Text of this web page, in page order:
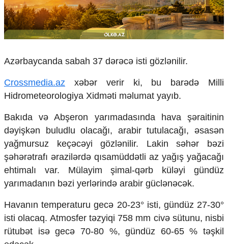
Çarpaz baxış
Təhlil
Siyasi
İqtisadi
Sosioloji
Araşdırma
Multimedia
Foto
Video
İnfoqrafika
Podcast
Humanitar
Elm və təhsil
Mədəniyyət
Diaspor
Yüksəliş hekayəsi
Mədəniyyətimizin Zəfəri
Azərbaycanda sabah 37 dərəcə isti gözlənilir.
Crossmedia.az xəbər verir ki, bu barədə Milli
Hidrometeorologiya Xidməti məlumat yayıb.
Bakıda və Abşeron yarımadasında hava şəraitinin
dəyişkən buludlu olacağı, arabir tutulacağı, əsasən
yağmursuz keçəcəyi gözlənilir. Lakin səhər bəzi
şəhərətrafı ərazilərdə qısamüddətli az yağış yağacağı
ehtimalı var. Mülayim şimal-qərb küləyi gündüz
yarımadanın bəzi yerlərində arabir güclənəcək.
Havanın temperaturu gecə 20-23° isti, gündüz 27-30°
isti olacaq. Atmosfer təzyiqi 758 mm civə sütunu, nisbi
rütubət isə gecə 70-80 %, gündüz 60-65 % təşkil